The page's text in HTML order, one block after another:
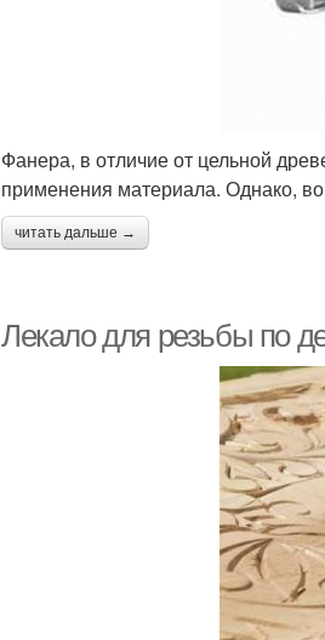
Фанера, в отличие от цельной
применения материала. Однако,
читать дальше →
Лекало для резьбы по